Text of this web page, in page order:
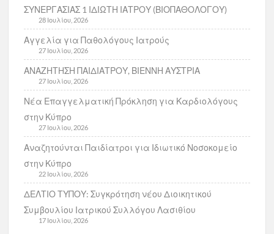
ΣΥΝΕΡΓΑΣΙΑΣ 1 ΙΔΙΩΤΗ ΙΑΤΡΟΥ (ΒΙΟΠΑΘΟΛΟΓΟΥ)
28 Ιουλίου, 2026
Αγγελία για Παθολόγους Ιατρούς
27 Ιουλίου, 2026
ΑΝΑΖΗΤΗΣΗ ΠΑΙΔΙΑΤΡΟΥ, ΒΙΕΝΝΗ ΑΥΣΤΡΙΑ
27 Ιουλίου, 2026
Νέα Επαγγελματική Πρόκληση για Καρδιολόγους
στην Κύπρο
27 Ιουλίου, 2026
Αναζητούνται Παιδίατροι για Ιδιωτικό Νοσοκομείο
στην Κύπρο
22 Ιουλίου, 2026
ΔΕΛΤΙΟ ΤΥΠΟΥ: Συγκρότηση νέου Διοικητικού
Συμβουλίου Ιατρικού Συλλόγου Λασιθίου
17 Ιουλίου, 2026